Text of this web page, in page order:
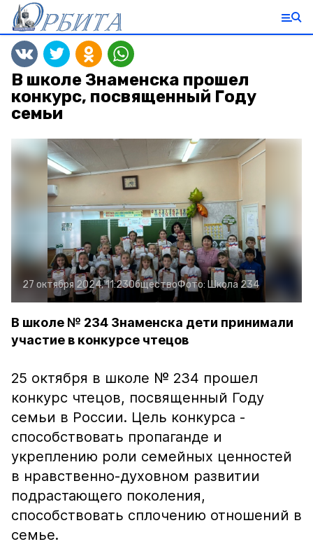
В школе Знаменска прошел
конкурс, посвященный Году
семьи
27 октября 2024, 11:23ОбществоФото: Школа 234
В школе № 234 Знаменска дети принимали
участие в конкурсе чтецов
25 октября в школе № 234 прошел
конкурс чтецов, посвященный Году
семьи в России. Цель конкурса -
способствовать пропаганде и
укреплению роли семейных ценностей
в нравственно-духовном развитии
подрастающего поколения,
способствовать сплочению отношений в
семье.